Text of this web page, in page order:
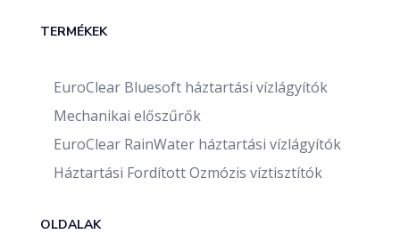
TERMÉKEK
EuroClear Bluesoft háztartási vízlágyítók
Mechanikai előszűrők
EuroClear RainWater háztartási vízlágyítók
Háztartási Fordított Ozmózis víztisztítók
OLDALAK